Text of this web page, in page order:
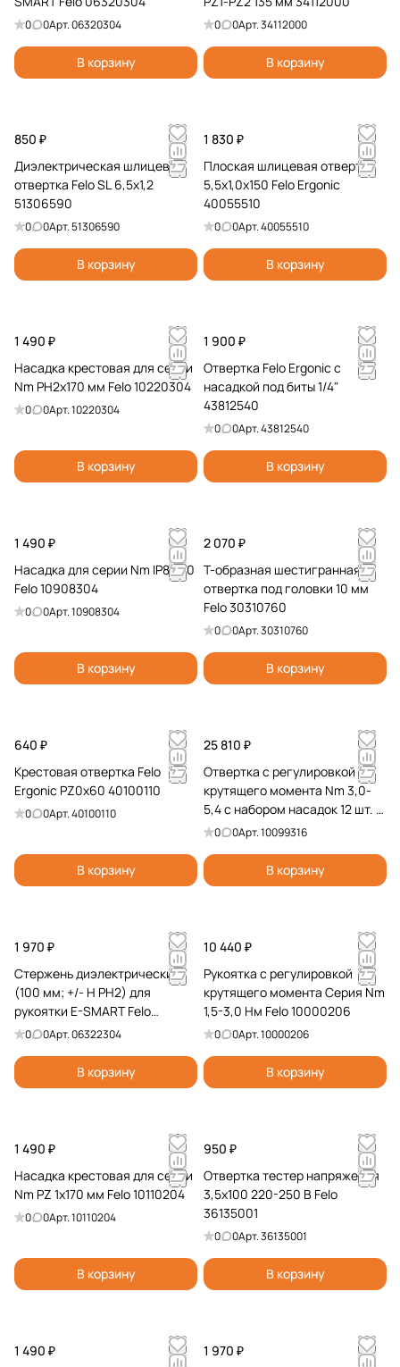
н
а
0 0Арт.06320304
В корзину
0 0Арт.34112000
В корзину
850 ₽
Диэлектрическая шлицевая
отвертка Felo SL 6,5x1,2
51306590
0 0Арт.51306590
В корзину
1 830 ₽
Плоская шлицевая отвертка
5,5х1,0х150 Felo Ergonic
40055510
0 0Арт.40055510
В корзину
1 490 ₽
Насадка крестовая для серии
Nm PH2x170 мм Felo 10220304
0 0Арт.10220304
В корзину
1 900 ₽
Отвертка Felo Ergonic с
насадкой под биты 1/4"
43812540
0 0Арт.43812540
В корзину
1 490 ₽
Насадка для серии Nm IP8x170
Felo 10908304
0 0Арт.10908304
В корзину
2 070 ₽
Т-образная шестигранная
отвертка под головки 10 мм
Felo 30310760
0 0Арт.30310760
В корзину
640 ₽
Крестовая отвертка Felo
Ergonic PZ0x60 40100110
0 0Арт.40100110
В корзину
25 810 ₽
Отвертка c регулировкой
крутящего момента Nm 3,0-
5,4 с набором насадок 12 шт. в
кейсе Felo 10099316
0 0Арт.10099316
В корзину
1 970 ₽
Стержень диэлектрический
(100 мм; +/- H PH2) для
рукоятки E-SMART Felo
06322304
0 0Арт.06322304
В корзину
10 440 ₽
Рукоятка c регулировкой
крутящего момента Серия Nm
1,5-3,0 Нм Felo 10000206
0 0Арт.10000206
В корзину
1 490 ₽
Насадка крестовая для серии
Nm PZ 1x170 мм Felo 10110204
0 0Арт.10110204
В корзину
950 ₽
Отвертка тестер напряжения
3,5х100 220-250 В Felo
36135001
0 0Арт.36135001
В корзину
1 490 ₽
1 970 ₽